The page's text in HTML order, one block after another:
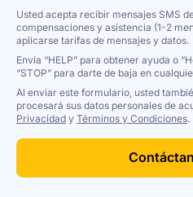
Usted acepta recibir mensajes SMS
compensaciones y asistencia (1-2
aplicarse tarifas de mensajes y datos.
Envía “HELP” para obtener ayuda o
“STOP” para darte de baja en
Al enviar este formulario, usted
procesará sus datos personales de
Privacidad y Términos y Condiciones.